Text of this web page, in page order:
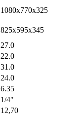
1080x770x325
825x595x345
27.0
22.0
31.0
24.0
6.35
1/4″
12,70